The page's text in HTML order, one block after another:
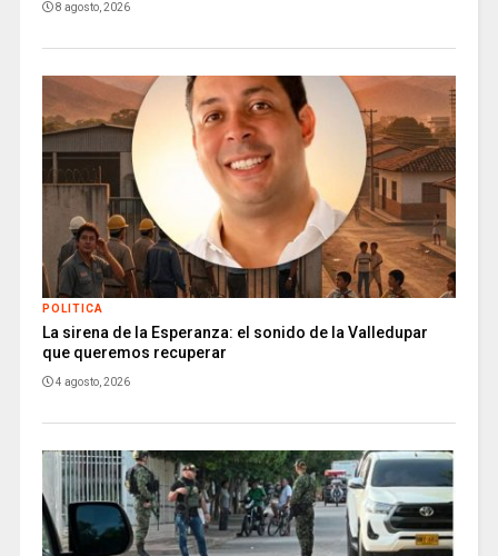
8 agosto, 2026
POLITICA
La sirena de la Esperanza: el sonido de la Valledupar
que queremos recuperar
4 agosto, 2026